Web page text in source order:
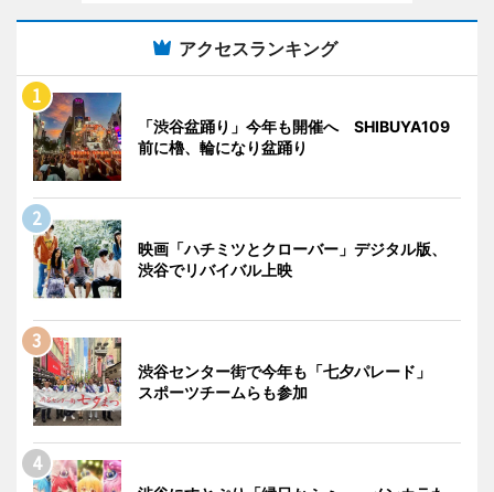
アクセスランキング
「渋谷盆踊り」今年も開催へ SHIBUYA109
前に櫓、輪になり盆踊り
映画「ハチミツとクローバー」デジタル版、
渋谷でリバイバル上映
渋谷センター街で今年も「七夕パレード」
スポーツチームらも参加